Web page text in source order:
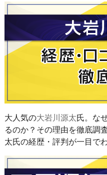
大人気の大岩川源太氏。な
るのか？その理由を徹底調
太氏の経歴・評判が一目で